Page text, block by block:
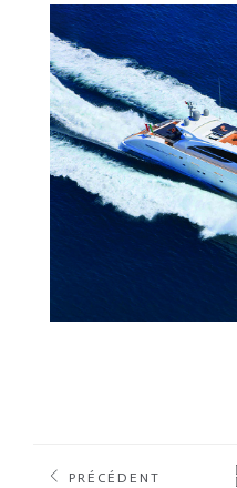
PRÉCÉDENT